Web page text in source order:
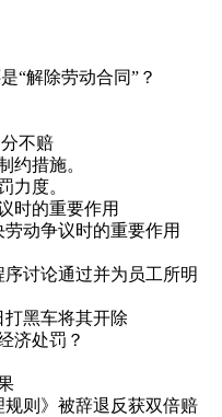
“解除劳动合同”？
不赔
约措施。
力度。
时的重要作用
劳动争议时的重要作用
序讨论通过并为员工所明
打黑车将其开除
济处罚？
规则》被辞退反获双倍赔